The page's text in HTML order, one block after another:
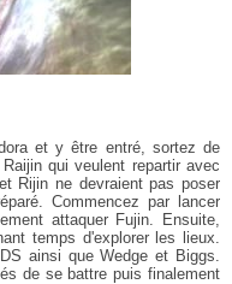
et y être entré, sortez de
qui veulent repartir avec
Rijin ne devraient pas poser
Commencez par lancer
attaquer Fujin. Ensuite,
temps d'explorer les lieux.
ainsi que Wedge et Biggs.
de se battre puis finalement